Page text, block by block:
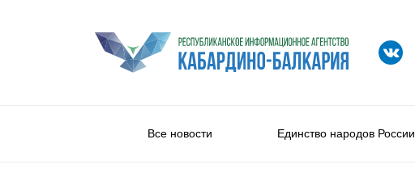
Все новости Единство народов России